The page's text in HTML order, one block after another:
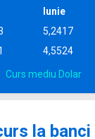
Iunie
5,2417
4,5524
Curs mediu Dolar
la banci